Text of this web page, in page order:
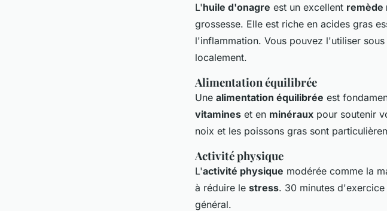
L'huile d'onagre est un excellent remède
grossesse. Elle est riche en acides gras
l'inflammation. Vous pouvez l'utiliser
localement.
Alimentation équilibrée
Une alimentation équilibrée est
vitamines et en minéraux pour soutenir
noix et les poissons gras sont
Activité physique
L'activité physique modérée comme la
à réduire le stress. 30 minutes
général.